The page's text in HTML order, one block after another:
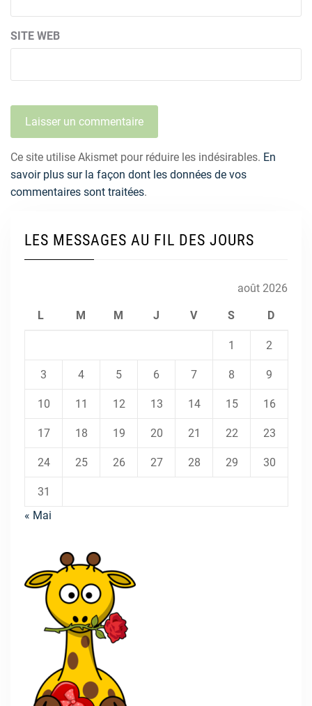
SITE WEB
Ce site utilise Akismet pour réduire les indésirables. En
savoir plus sur la façon dont les données de vos
commentaires sont traitées.
LES MESSAGES AU FIL DES JOURS
août 2026
L M M J V S D
1 2
3 4 5 6 7 8 9
10 11 12 13 14 15 16
17 18 19 20 21 22 23
24 25 26 27 28 29 30
31
« Mai